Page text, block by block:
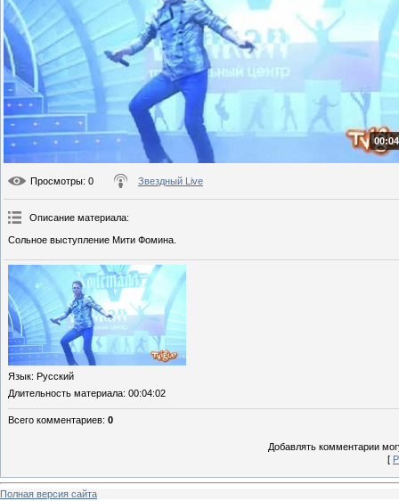
Просмотры: 0 Звездный Live
Описание материала:
Сольное выступление Мити Фомина.
Язык: Русский
Длительность материала: 00:04:02
Всего комментариев: 0
Добавлять комментарии
[
Полная версия сайта